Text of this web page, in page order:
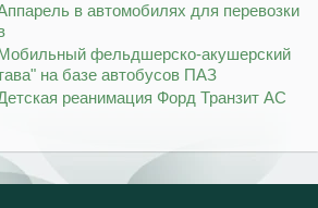
в автомобилях для перевозки
фельдшерско-акушерский
на базе автобусов ПАЗ
реанимация Форд Транзит АС